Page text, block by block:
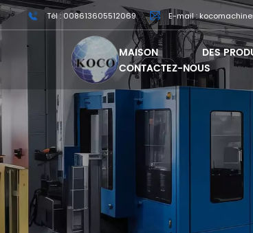
Tél : 008613605512069 E-mail :
MAISON DES
CONTACTEZ-NOUS